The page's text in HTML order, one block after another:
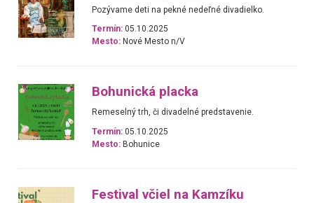
Pozývame deti na pekné nedeľné divadielko.
Termín: 05.10.2025
Mesto: Nové Mesto n/V
Bohunická placka
Remeselný trh, či divadelné predstavenie.
Termín: 05.10.2025
Mesto: Bohunice
Festival včiel na Kamzíku